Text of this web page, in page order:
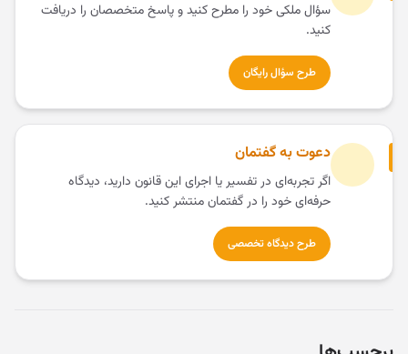
سؤال ملکی خود را مطرح کنید و پاسخ متخصصان را دریافت
کنید.
طرح سؤال رایگان
دعوت به گفتمان
اگر تجربه‌ای در تفسیر یا اجرای این قانون دارید، دیدگاه
حرفه‌ای خود را در گفتمان منتشر کنید.
طرح دیدگاه تخصصی